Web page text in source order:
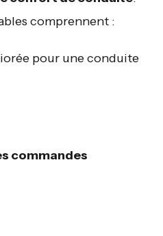
comprennent :
pour une conduite
commandes